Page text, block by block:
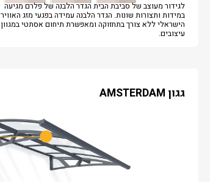
לגידור מעוצב של סביבת הבית הגדר הלבנה של פלרם מגיעה
במידות ותצורות שונות. הגדר הלבנה עמידה בפגעי מזג האוויר
הישראלי ללא צורך בתחזוקה ומאפשרת תיחום אסתטי במגוון
עיצובים.
גגון AMSTERDAM